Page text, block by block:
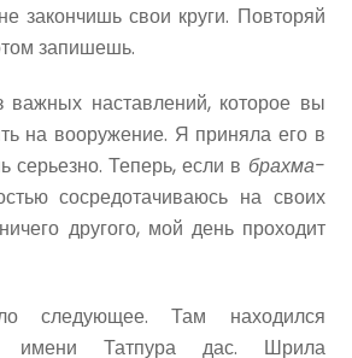
закончишь свои круги. Повторяй
запишешь.
важных наставлений, которое вы
на вооружение. Я приняла его в
серьезно. Теперь, если в брахма-
сосредотачиваюсь на своих
другого, мой день проходит
следующее. Там находился
Татпура дас. Шрила